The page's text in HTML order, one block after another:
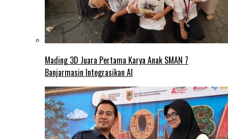
Mading 3D Juara Pertama Karya Anak SMAN 7
Banjarmasin Integrasikan AI